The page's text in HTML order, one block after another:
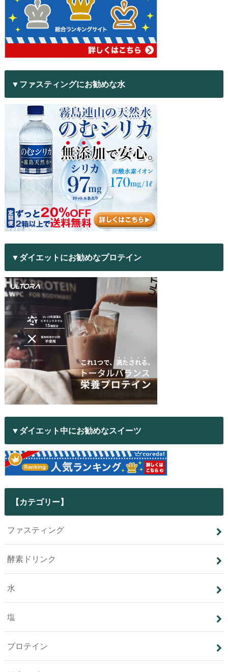
▼ファスティングにお勧めな水
▼ダイエットにお勧めなプロテイン
▼ダイエット中にお勧めなスイーツ
【カテゴリー】
ファスティング
酵素ドリンク
水
塩
プロテイン